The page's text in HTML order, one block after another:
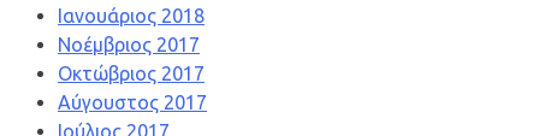
Ιανουάριος 2018
Νοέμβριος 2017
Οκτώβριος 2017
Αύγουστος 2017